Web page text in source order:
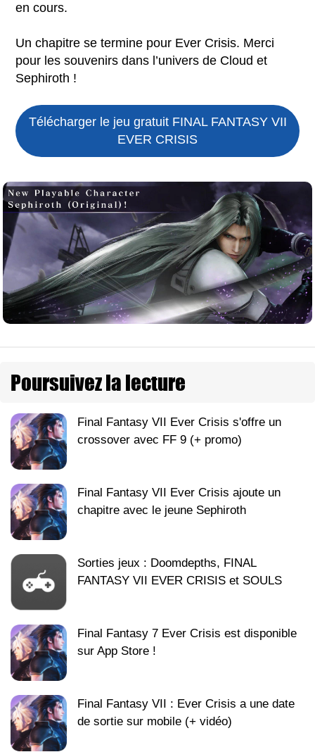
en cours.
Un chapitre se termine pour Ever Crisis. Merci
pour les souvenirs dans l’univers de Cloud et
Sephiroth !
Télécharger le jeu gratuit FINAL FANTASY VII
EVER CRISIS
Poursuivez la lecture
Final Fantasy VII Ever Crisis s'offre un
crossover avec FF 9 (+ promo)
Final Fantasy VII Ever Crisis ajoute un
chapitre avec le jeune Sephiroth
Sorties jeux : Doomdepths, FINAL
FANTASY VII EVER CRISIS et SOULS
Final Fantasy 7 Ever Crisis est disponible
sur App Store !
Final Fantasy VII : Ever Crisis a une date
de sortie sur mobile (+ vidéo)